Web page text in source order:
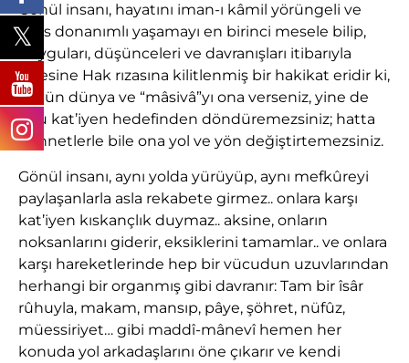
Gönül insanı, hayatını iman-ı kâmil yörüngeli ve
ihlâs donanımlı yaşamayı en birinci mesele bilip,
duyguları, düşünceleri ve davranışları itibarıyla
öylesine Hak rızasına kilitlenmiş bir hakikat eridir ki,
bütün dünya ve “mâsivâ”yı ona verseniz, yine de
onu kat’iyen hedefinden döndüremezsiniz; hatta
Cennetlerle bile ona yol ve yön değiştirtemezsiniz.
Gönül insanı, aynı yolda yürüyüp, aynı mefkûreyi
paylaşanlarla asla rekabete girmez.. onlara karşı
kat’iyen kıskançlık duymaz.. aksine, onların
noksanlarını giderir, eksiklerini tamamlar.. ve onlara
karşı hareketlerinde hep bir vücudun uzuvlarından
herhangi bir organmış gibi davranır: Tam bir îsâr
rûhuyla, makam, mansıp, pâye, şöhret, nüfûz,
müessiriyet… gibi maddî-mânevî hemen her
konuda yol arkadaşlarını öne çıkarır ve kendi